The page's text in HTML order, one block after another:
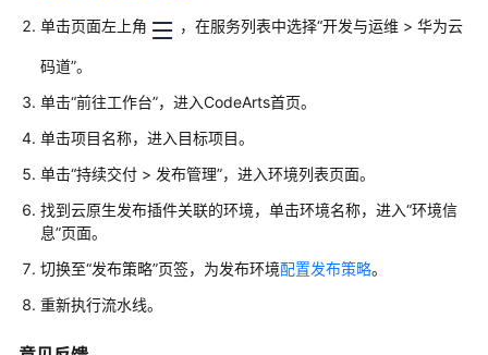
最
实
践
API
参
考
见
单击页面左上角
，在服务列表中选择“开发与运维 > 华为云
码道”。
单击“前往工作台”，进入CodeArts首页。
单击项目名称，进入目标项目。
单击“持续交付 > 发布管理”，进入环境列表页面。
找到云原生发布插件关联的环境，单击环境名称，进入“环境信
息”页面。
切换至“发布策略”页签，为发布环境配置发布策略。
重新执行流水线。